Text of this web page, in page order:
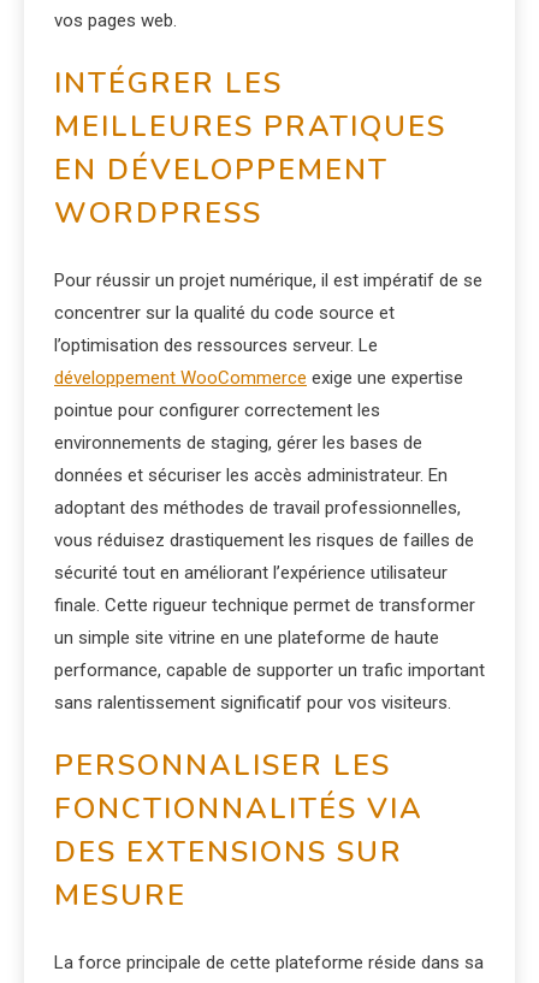
vos pages web.
INTÉGRER LES
MEILLEURES PRATIQUES
EN DÉVELOPPEMENT
WORDPRESS
Pour réussir un projet numérique, il est impératif de se
concentrer sur la qualité du code source et
l’optimisation des ressources serveur. Le
développement WooCommerce exige une expertise
pointue pour configurer correctement les
environnements de staging, gérer les bases de
données et sécuriser les accès administrateur. En
adoptant des méthodes de travail professionnelles,
vous réduisez drastiquement les risques de failles de
sécurité tout en améliorant l’expérience utilisateur
finale. Cette rigueur technique permet de transformer
un simple site vitrine en une plateforme de haute
performance, capable de supporter un trafic important
sans ralentissement significatif pour vos visiteurs.
PERSONNALISER LES
FONCTIONNALITÉS VIA
DES EXTENSIONS SUR
MESURE
La force principale de cette plateforme réside dans sa